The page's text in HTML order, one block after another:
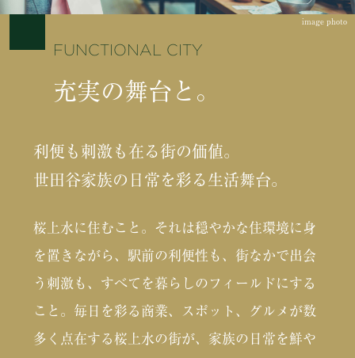
image photo
FUNCTIONAL CITY
充実の舞台と。
利便も刺激も在る街の価値。
世田谷家族の日常を彩る生活舞台。
桜上水に住むこと。それは穏やかな住環境に身
を置きながら、駅前の利便性も、街なかで出会
う刺激も、すべてを暮らしのフィールドにする
こと。毎日を彩る商業、スポット、グルメが数
多く点在する桜上水の街が、家族の日常を鮮や